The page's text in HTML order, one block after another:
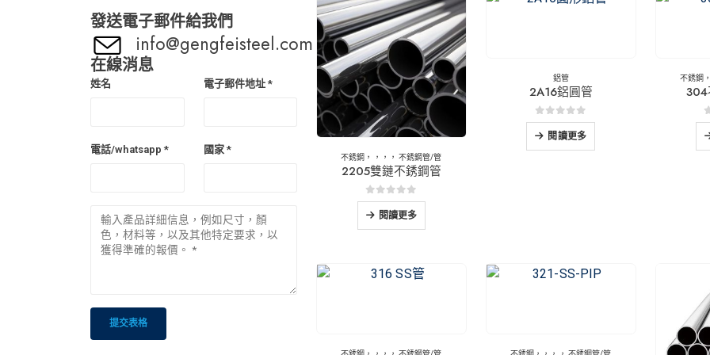
不銹鋼 ，，，， 不銹鋼管/管
2205雙鏈不銹鋼管
05分
閱讀更多
鋁管
2A16鋁圓管
05分
閱讀更多
不銹鋼
發送電子郵件給我們
info@gengfeisteel.com
在線消息
姓名 電子郵件地址 *
電話/whatsapp * 國家 *